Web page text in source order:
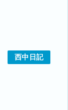
西中日記